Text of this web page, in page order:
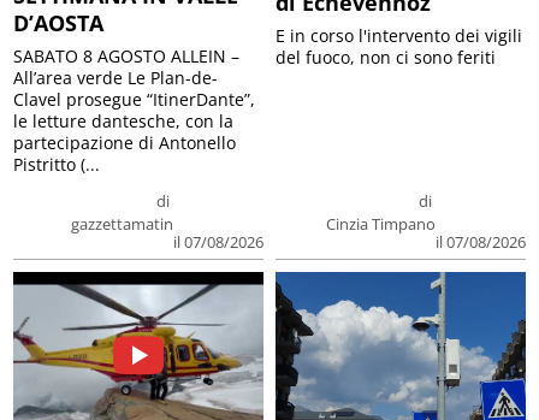
D’AOSTA
di
gazzettamatin
il 07/08/2026
SABATO 8 AGOSTO ALLEIN –
All’area verde Le Plan-de-
Clavel prosegue “ItinerDante”,
le letture dantesche, con la
partecipazione di Antonello
Pistritto (...
di
Cinzia Timpano
il 07/08/2026
E in corso l'intervento dei vigili
del fuoco, non ci sono feriti